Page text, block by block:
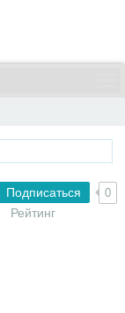
Подписаться 0
Рейтинг